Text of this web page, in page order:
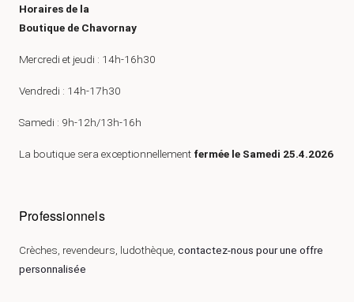
Horaires de la
Boutique de Chavornay
Mercredi et jeudi : 14h-16h30
Vendredi : 14h-17h30
Samedi : 9h-12h/13h-16h
La boutique sera exceptionnellement fermée le Samedi 25.4.2026
Professionnels
Crèches, revendeurs, ludothèque, contactez-nous pour une offre
personnalisée